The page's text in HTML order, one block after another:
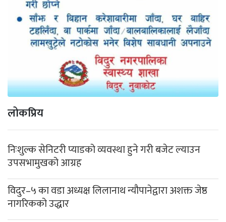
लोकप्रिय
निःशुल्क सेनिटरी प्याडको व्यवस्था हुने गरी बजेट ल्याउन
उपसभामुखको आग्रह
विदुर–५ का वडा अध्यक्ष लिलानाथ न्यौपानेद्वारा अशक्त जेष्ठ
नागरिकको उद्धार